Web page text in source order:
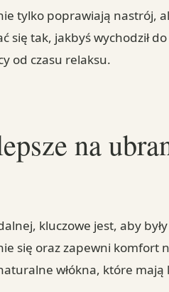
tylko poprawiają nastrój,
się tak, jakbyś wychodził
od czasu relaksu.
na
kluczowe jest, aby
się oraz zapewni komfort
włókna, które mają